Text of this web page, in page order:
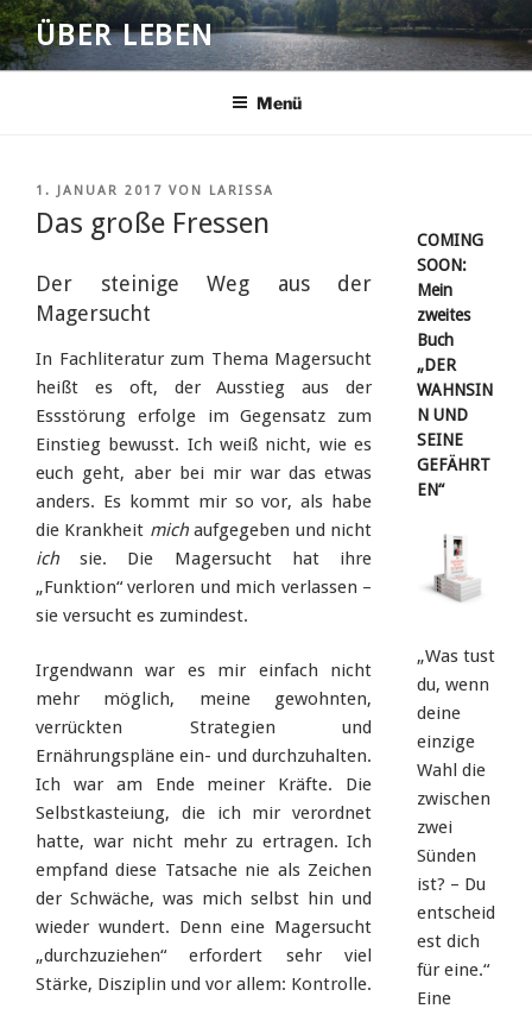
Zum
Inhalt
springen
ÜBER LEBEN
Menü
VERÖFFENTLICHT
AM
1. JANUAR 2017 VON LARISSA
Das große Fressen
Der steinige Weg aus der
Magersucht
In Fachliteratur zum Thema Magersucht
heißt es oft, der Ausstieg aus der
Essstörung erfolge im Gegensatz zum
Einstieg bewusst. Ich weiß nicht, wie es
euch geht, aber bei mir war das etwas
anders. Es kommt mir so vor, als habe
die Krankheit michaufgegeben und nicht
ich sie. Die Magersucht hat ihre
„Funktion“ verloren und mich verlassen –
sie versucht es zumindest.
Irgendwann war es mir einfach nicht
mehr möglich, meine gewohnten,
verrückten Strategien und
Ernährungspläne ein- und durchzuhalten.
Ich war am Ende meiner Kräfte. Die
Selbstkasteiung, die ich mir verordnet
hatte, war nicht mehr zu ertragen. Ich
empfand diese Tatsache nie als Zeichen
der Schwäche, was mich selbst hin und
wieder wundert. Denn eine Magersucht
„durchzuziehen“ erfordert sehr viel
Stärke, Disziplin und vor allem: Kontrolle.
COMING
SOON:
Mein
zweites
Buch
„DER
WAHNSIN
N UND
SEINE
GEFÄHRT
EN“
„Was tust
du, wenn
deine
einzige
Wahl die
zwischen
zwei
Sünden
ist? – Du
entscheid
est dich
für eine.“
Eine